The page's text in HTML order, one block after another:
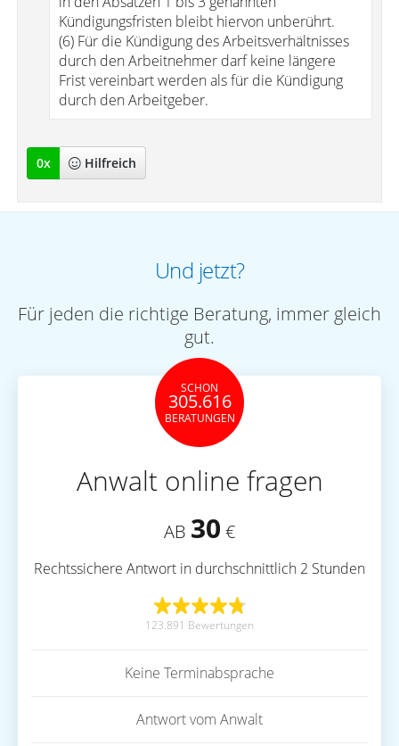
Kündigungsfristen bleibt hiervon unberührt.
(6) Für die Kündigung des Arbeitsverhältnisses
durch den Arbeitnehmer darf keine längere
Frist vereinbart werden als für die Kündigung
durch den Arbeitgeber.
0x Hilfreich
Und jetzt?
Für jeden die richtige Beratung, immer gleich
gut.
SCHON
305.616
BERATUNGEN
Anwalt online fragen
AB 30 €
Rechtssichere Antwort in durchschnittlich 2 Stunden
123.891 Bewertungen
Keine Terminabsprache
Antwort vom Anwalt